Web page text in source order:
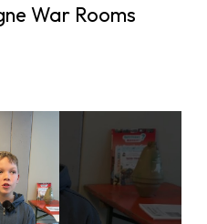
War Rooms